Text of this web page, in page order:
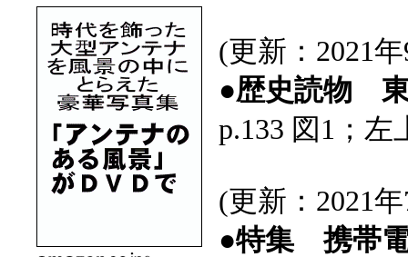
(更新：2021
●歴史読物
p.133 図1；左
(更新：2021
●特集 携帯